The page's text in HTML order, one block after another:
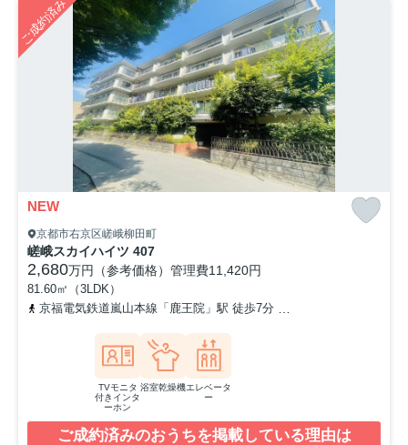
ご成約済み
NEW
京都市右京区嵯峨柳田町
嵯峨スカイハイツ 407
2,680万円（参考価格） 管理費11,420円
81.60㎡（3LDK）
京福電気鉄道嵐山本線「鹿王院」駅 徒歩7分
TVモニタ
付きインタ
ーホン
浴室乾燥機エレベータ
ー
ご成約済みのおうちを掲載している理由は